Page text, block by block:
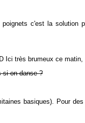
c'est la solution
Ici très brumeux ce
si on danse ?
basiques). Pour